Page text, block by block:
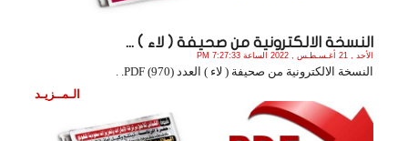
النسخة الالكترونية من صحيفة ( لاء ) ...
الأحد , 21 أغـسـطـس , 2022 الساعة 7:27:33 PM
النسخة الالكترونية من صحيفة ( لاء ) العدد (970) PDF. .
الـمــزيـد